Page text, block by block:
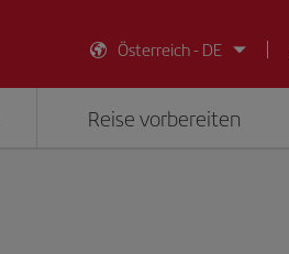
Österreich - DE
Reise vorbereiten